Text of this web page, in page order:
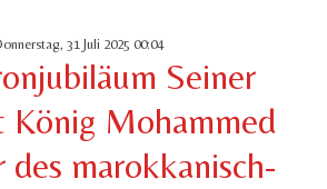
31 Juli 2025 00:04
Seiner
König Mohammed
des marokkanisch-